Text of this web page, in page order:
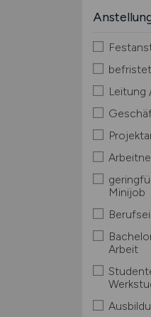
Leitung
Minijob
Arbeit